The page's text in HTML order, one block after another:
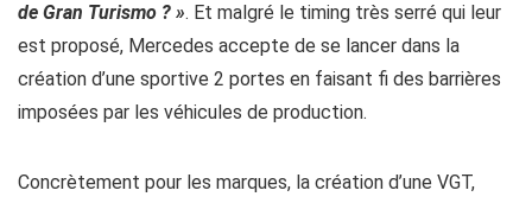
de Gran Turismo ? ». Et malgré le timing très serré qui leur
est proposé, Mercedes accepte de se lancer dans la
création d’une sportive 2 portes en faisant fi des barrières
imposées par les véhicules de production.
Concrètement pour les marques, la création d’une VGT,